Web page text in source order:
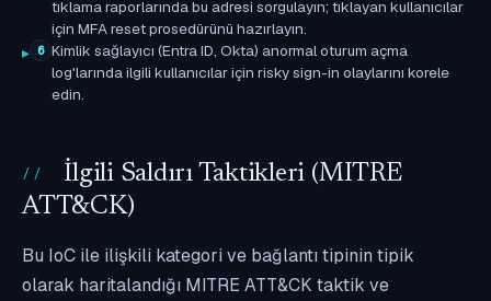
tıklama raporlarında bu adresi sorgulayın; tıklayan kullanıcılar
için MFA reset prosedürünü hazırlayın.
6 Kimlik sağlayıcı (Entra ID, Okta) anormal oturum açma
log'larında ilgili kullanıcılar için risky sign-in olaylarını korele
edin.
İlgili Saldırı Taktikleri (MITRE
ATT&CK)
Bu IoC ile ilişkili kategori ve bağlantı tipinin tipik
olarak haritalandığı MITRE ATT&CK taktik ve